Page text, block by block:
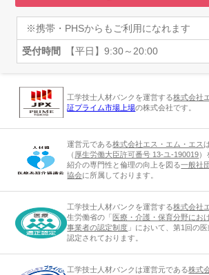
※携帯・PHSからもご利用になれます
受付時間 【平日】9:30～20:00
工学技士人材バンクを運営する株式会社
証プライム市場上場の株式会社です。
運営元である株式会社エス・エム・エス
（ 厚生労働大臣許可番号 13-ユ-190019）
紹介の専門性と倫理の向上を図る一般社
協会に所属しております。
工学技士人材バンクを運営する株式会社
生労働省の「 医療・介護・保育分野にお
事業者の認定制度 」において、第1回の
認定されております。
工学技士人材バンクは運営元である株式